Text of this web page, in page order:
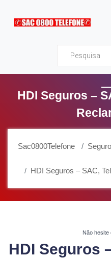
HDI Seguros –
Sac0800Telefone
HDI Seguros – SAC,
Não hesite
HDI Seguros